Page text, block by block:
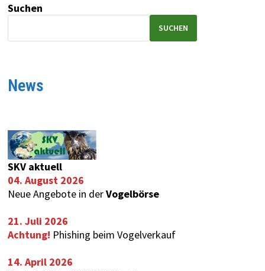
Suchen
SUCHEN
News
SKV aktuell
04. August 2026
Neue Angebote in derVogelbörse
21. Juli 2026
Achtung! Phishing beim Vogelverkauf
14. April 2026